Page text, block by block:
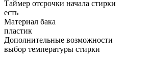
Таймер отсрочки начала стирки
есть
Материал бака
пластик
Дополнительные возможности
выбор температуры стирки